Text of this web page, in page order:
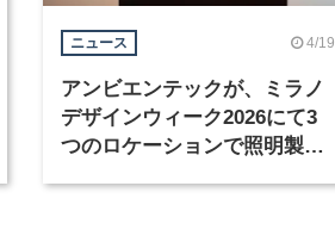
ニュース 4/19
アンビエンテックが、ミラノ
デザインウィーク2026にて3
つのロケーションで照明製品